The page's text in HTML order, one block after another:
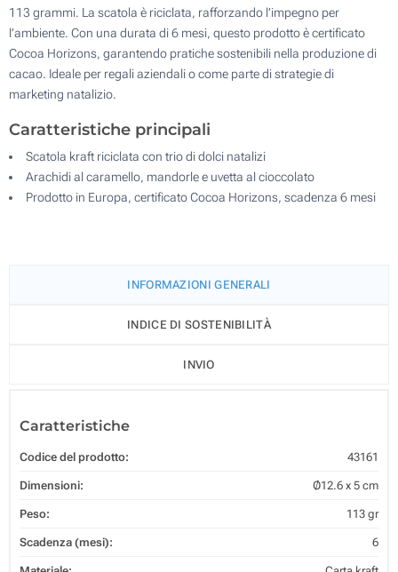
113 grammi. La scatola è riciclata, rafforzando l’impegno per
l’ambiente. Con una durata di 6 mesi, questo prodotto è certificato
Cocoa Horizons, garantendo pratiche sostenibili nella produzione di
cacao. Ideale per regali aziendali o come parte di strategie di
marketing natalizio.
Caratteristiche principali
Scatola kraft riciclata con trio di dolci natalizi
Arachidi al caramello, mandorle e uvetta al cioccolato
Prodotto in Europa, certificato Cocoa Horizons, scadenza 6 mesi
INFORMAZIONI GENERALI
INDICE DI SOSTENIBILITÀ
INVIO
Caratteristiche
Codice del prodotto: 43161
Dimensioni: Ø12.6 x 5 cm
Peso: 113 gr
Scadenza (mesi): 6